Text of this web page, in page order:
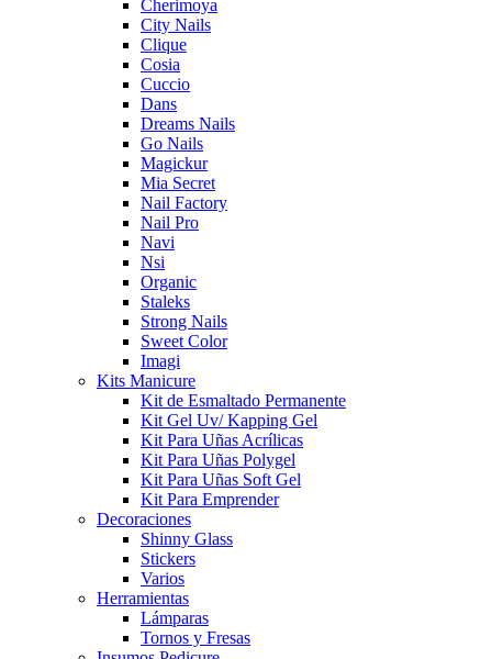
Cherimoya
City Nails
Clique
Cosia
Cuccio
Dans
Dreams Nails
Go Nails
Magickur
Mia Secret
Nail Factory
Nail Pro
Navi
Nsi
Organic
Staleks
Strong Nails
Sweet Color
Imagi
Kits Manicure
Kit de Esmaltado Permanente
Kit Gel Uv/ Kapping Gel
Kit Para Uñas Acrílicas
Kit Para Uñas Polygel
Kit Para Uñas Soft Gel
Kit Para Emprender
Decoraciones
Shinny Glass
Stickers
Varios
Herramientas
Lámparas
Tornos y Fresas